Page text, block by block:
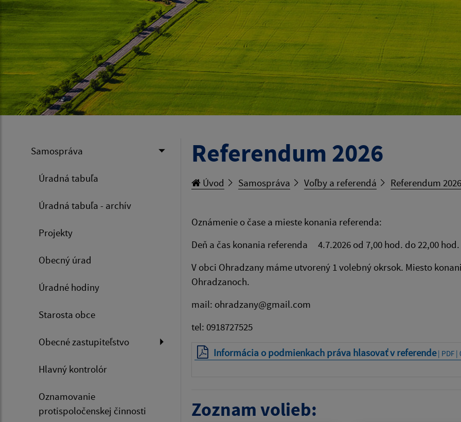
Samospráva
Úradná tabuľa
Úradná tabuľa - archív
Projekty
Obecný úrad
Úradné hodiny
Starosta obce
Obecné zastupiteľstvo
Hlavný kontrolór
Oznamovanie
protispoločenskej činnosti
Referendum 2026
Úvod Samospráva Voľby a referendá Referendum 2026
Oznámenie o čase a mieste konania referenda:
Deň a čas konania referenda 4.7.2026 od 7,00 hod. do 22,00 hod.
V obci Ohradzany máme utvorený 1 volebný okrsok. Miesto
Ohradzanoch.
mail: ohradzany@gmail.com
tel: 0918727525
Informácia o podmienkach práva hlasovať v referende| PDF |
Zoznam volieb: